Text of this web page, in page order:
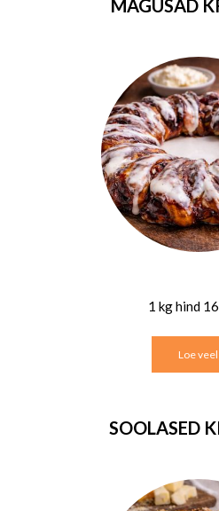
MAGUSAD
1 kg hind
Loe veel
SOOLASED